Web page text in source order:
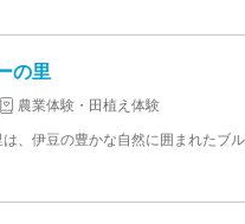
の里
農業体験・田植え体験